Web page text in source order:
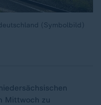
(Symbolbild)
Mittwoch zu